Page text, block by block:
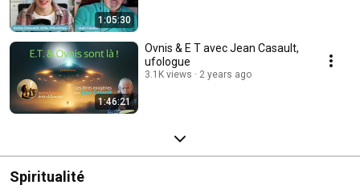
1:05:30
1:46:21
Ovnis & E T avec Jean Casault,
ufologue
3.1K views 2 years ago
Spiritualité